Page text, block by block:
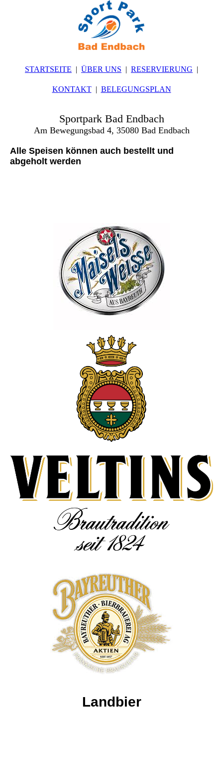
STARTSEITE ÜBER UNS RESERVIERUNG
KONTAKT BELEGUNGSPLAN
Sportpark Bad Endbach
Am Bewegungsbad 4, 35080 Bad Endbach
Alle Speisen können auch bestellt und
abgeholt werden
Landbier